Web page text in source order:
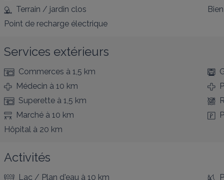
Terrain / jardin clos
Point de recharge électrique
Services extérieurs
Commerces à 1,5 km
Médecin à 10 km
Superette à 1,5 km
Marché à 10 km
Hôpital à 20 km
Activités
Lac / Plan d'eau à 10 km